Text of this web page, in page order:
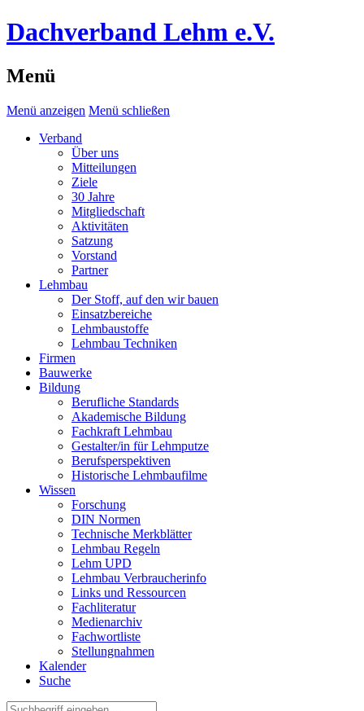
Dachverband Lehm e.V.
Menü
Menü anzeigen Menü schließen
Verband
Über uns
Mitteilungen
Ziele
30 Jahre
Mitgliedschaft
Aktivitäten
Satzung
Vorstand
Partner
Lehmbau
Der Stoff, auf den wir bauen
Einsatzbereiche
Lehmbaustoffe
Lehmbau Techniken
Firmen
Bauwerke
Bildung
Berufliche Standards
Akademische Bildung
Fachkraft Lehmbau
Gestalter/in für Lehmputze
Berufsperspektiven
Historische Lehmbaufilme
Wissen
Forschung
DIN Normen
Technische Merkblätter
Lehmbau Regeln
Lehm UPD
Lehmbau Verbraucherinfo
Links und Ressourcen
Fachliteratur
Medienarchiv
Fachwortliste
Stellungnahmen
Kalender
Suche